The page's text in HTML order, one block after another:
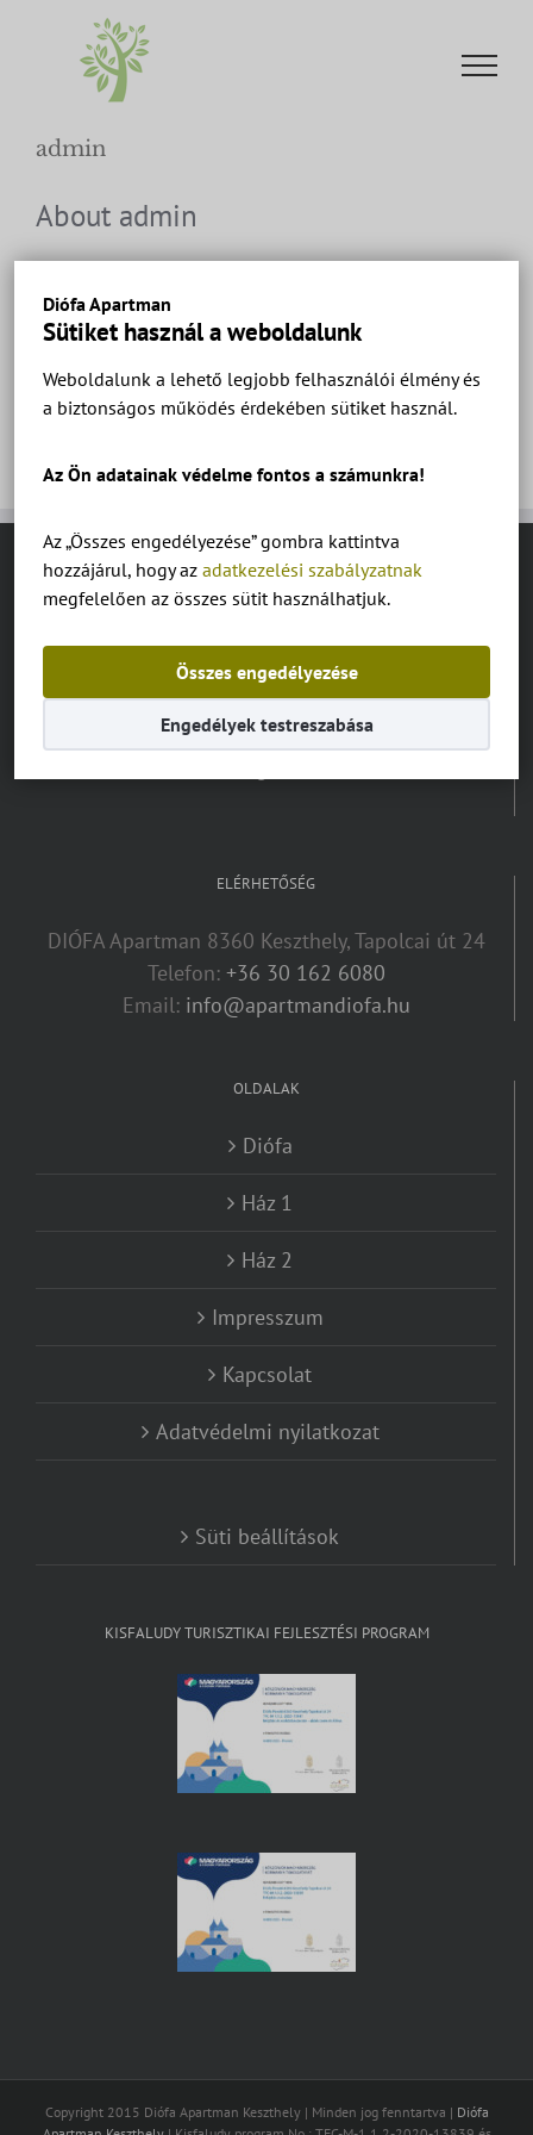
Diófa Apartman
Sütiket használ a weboldalunk
Weboldalunk a lehető legjobb felhasználói élmény és
a biztonságos működés érdekében sütiket használ.
Az Ön adatainak védelme fontos a számunkra!
Az „Összes engedélyezése” gombra kattintva
hozzájárul, hogy az adatkezelési szabályzatnak
megfelelően az összes sütit használhatjuk.
Összes engedélyezése
Engedélyek testreszabása
admin
About admin
adatot.
So far admin has created 0 blog entries.
NYELV VÁLASZTÓ:
Magyar
Deutsch
ELÉRHETŐSÉG
DIÓFA Apartman 8360 Keszthely, Tapolcai út 24
Telefon: +36 30 162 6080
Email: info@apartmandiofa.hu
OLDALAK
Diófa
Ház 1
Ház 2
Impresszum
Kapcsolat
Adatvédelmi nyilatkozat
Süti beállítások
KISFALUDY TURISZTIKAI FEJLESZTÉSI PROGRAM
Copyright 2015 Diófa Apartman Keszthely | Minden jog fenntartva | Diófa